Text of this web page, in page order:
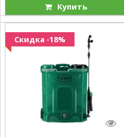
Купить
Скидка -18%